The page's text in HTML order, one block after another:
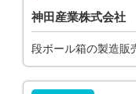
神田産業株式会社
段ボール箱の製造販